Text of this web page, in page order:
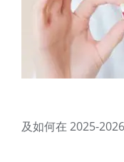
及如何在 2025-